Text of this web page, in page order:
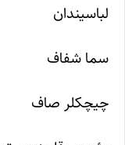
لباسیندان
سما شفاف
چیچکلر صاف